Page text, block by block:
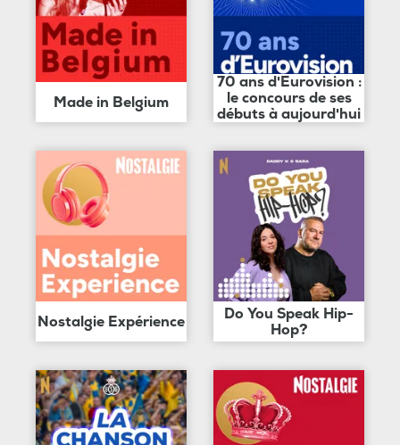
Made in Belgium
70 ans d'Eurovision :
le concours de ses
débuts à aujourd'hui
Nostalgie Expérience
Do You Speak Hip-
Hop?